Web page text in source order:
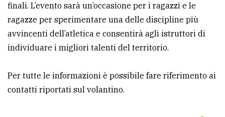
finali. L’evento sarà un’occasione per i ragazzi e le
ragazze per sperimentare una delle discipline più
avvincenti dell’atletica e consentirà agli istruttori di
individuare i migliori talenti del territorio.
Per tutte le informazioni è possibile fare riferimento ai
contatti riportati sul volantino.